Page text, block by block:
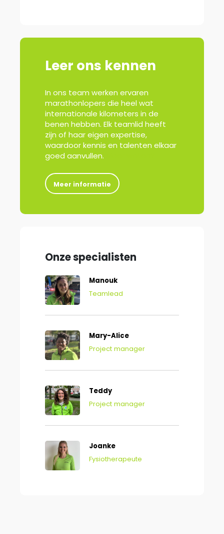
Leer ons kennen
In ons team werken ervaren
marathonlopers die heel wat
internationale kilometers in de
benen hebben. Elk teamlid heeft
zijn of haar eigen expertise,
waardoor kennis en talenten elkaar
goed aanvullen.
Meer informatie
Onze specialisten
Manouk
Teamlead
Mary-Alice
Project manager
Teddy
Project manager
Joanke
Fysiotherapeute